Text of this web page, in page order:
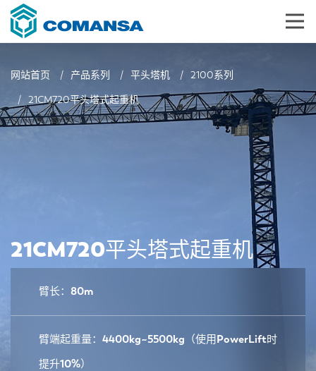
网站首页 产品系列 平头塔机 2100系列
21CM720平头塔式起重机
21CM720平头塔式起重机
臂长：80m
臂端起重量：4400kg~5500kg（使用PowerLift时
提升10%）